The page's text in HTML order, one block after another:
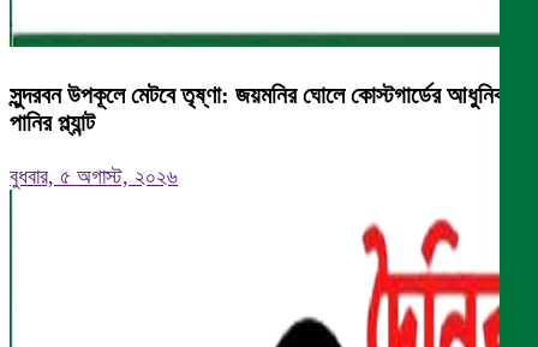
সুন্দরবন উপকূলে মেটবে তৃষ্ণা: জয়মনির ঘোলে কোস্টগার্ডের আধুনিক
পানির প্ল্যান্ট
বুধবার, ৫ অগাস্ট, ২০২৬